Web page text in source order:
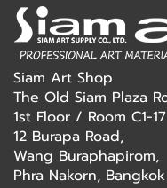
Siam Art Shop
The Old Siam Plaza
1st Floor / Room C1-17
12 Burapa Road,
Wang Buraphapirom,
Phra Nakorn,